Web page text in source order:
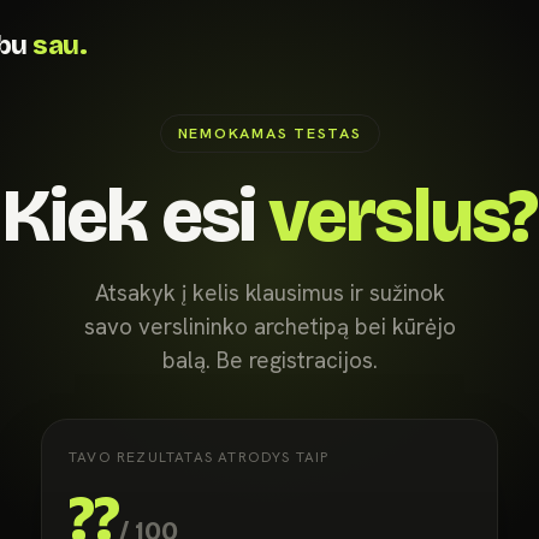
sau.
NEMOKAMAS TESTAS
Kiek esiverslus?
Atsakyk į kelis klausimus ir sužinok
savo verslininko archetipą bei kūrėjo
balą. Be registracijos.
TAVO REZULTATAS ATRODYS TAIP
??/ 100